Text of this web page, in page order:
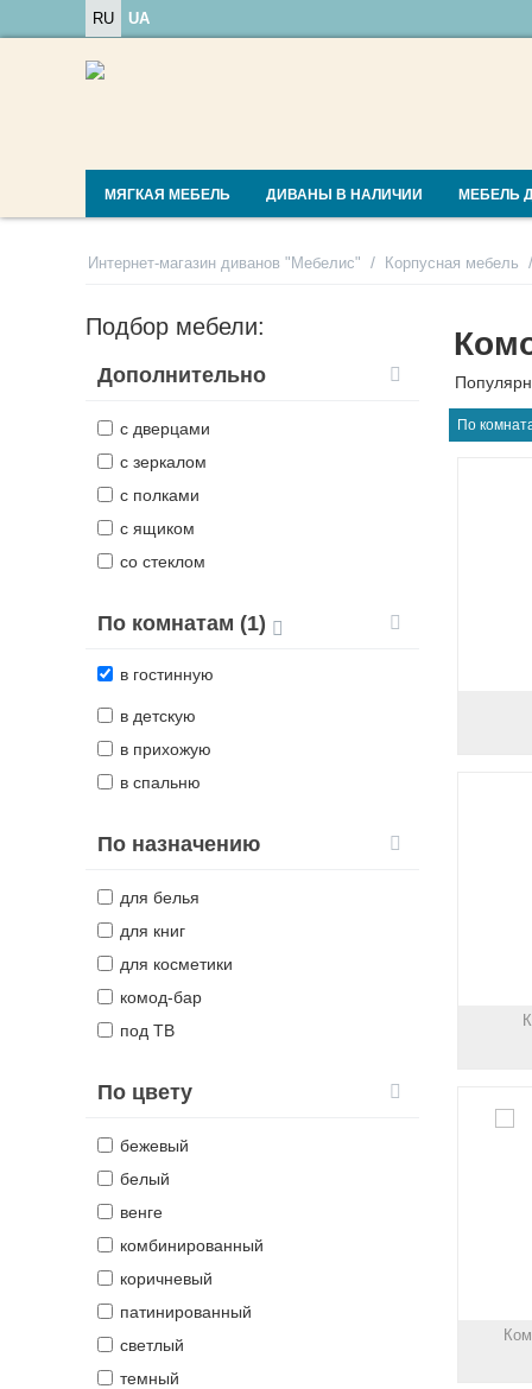
RU UA
МЯГКАЯ МЕБЕЛЬ ДИВАНЫ В НАЛИЧИИ МЕБЕЛЬ
Интернет-магазин диванов "Мебелис" / Корпусная мебель /
Подбор мебели:
Дополнительно
с дверцами
с зеркалом
с полками
с ящиком
со стеклом
По комнатам (1)
в гостинную
в детскую
в прихожую
в спальню
По назначению
для белья
для книг
для косметики
комод-бар
под ТВ
По цвету
бежевый
белый
венге
комбинированный
коричневый
патинированный
светлый
темный
По